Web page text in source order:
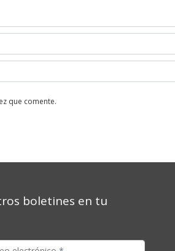
que comente.
boletines en tu